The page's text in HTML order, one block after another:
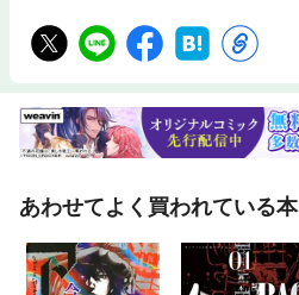
あわせてよく買われている本